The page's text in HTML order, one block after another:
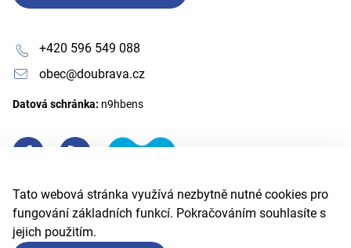
Tato webová stránka využívá nezbytně nutné cookies pro
fungování základních funkcí. Pokračováním souhlasíte s
jejich použitím.
+420 596 549 088
obec@doubrava.cz
Datová schránka: n9hbens